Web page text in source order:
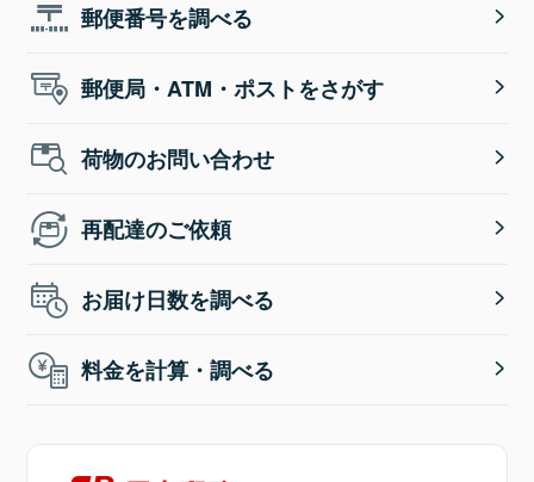
郵便番号を調べる
郵便局・ATM・ポストをさがす
荷物のお問い合わせ
再配達のご依頼
お届け日数を調べる
料金を計算・調べる